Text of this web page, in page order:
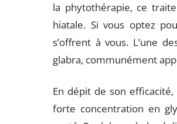
la phytothérapie, ce
hiatale. Si vous optez
s’offrent à vous. L’une
glabra, communément
En dépit de son
forte concentration en